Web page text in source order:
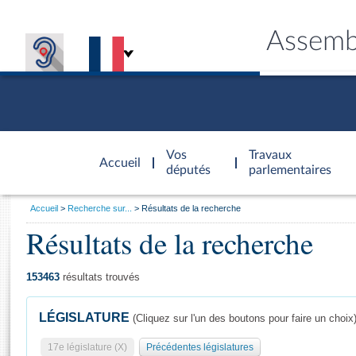
Accueil
d'accueil
Vos
députés
Travaux
parlementaires
Général
Vous
Accueil Recherche sur... Résultats de la recherche
Résultats de la recherche
153463 résultats trouvés
LÉGISLATURE (Cliquez sur l'un des boutons pour faire un choix)
17e législature (X) Précédentes législatures